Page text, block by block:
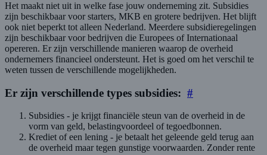
Het maakt niet uit in welke fase jouw onderneming zit. Subsidies
zijn beschikbaar voor starters, MKB en grotere bedrijven. Het blijft
ook niet beperkt tot alleen Nederland. Meerdere subsidieregelingen
zijn beschikbaar voor bedrijven die Europees of Internationaal
opereren. Er zijn verschillende manieren waarop de overheid
ondernemers financieel ondersteunt. Het is goed om het verschil te
weten tussen de verschillende mogelijkheden.
Er zijn verschillende types subsidies: #
Subsidies - je krijgt financiële steun van de overheid in de
vorm van geld, belastingvoordeel of tegoedbonnen.
Krediet of een lening - je betaalt het geleende geld terug aan
de overheid maar tegen gunstige voorwaarden. Zonder rente